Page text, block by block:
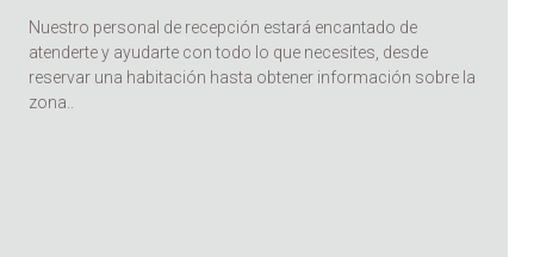
Nuestro personal de recepción estará encantado de
atenderte y ayudarte con todo lo que necesites, desde
reservar una habitación hasta obtener información sobre la
zona..